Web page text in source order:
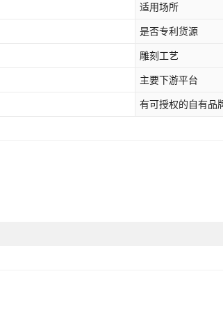
适用场所
是否专利货源
雕刻工艺
主要下游平台
有可授权的自有品